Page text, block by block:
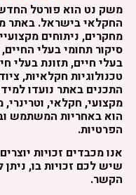
משק נט הוא פורטל
החקלאי בישראל. באתר
מחקרים, ניתוחים
סיקור תחומי בעלי
בעלי חיים, תזונת בעלי
טכנולוגיות חקלאיות,
התכנים באתר נועדו
מקצועי, חקלאי,
הוא באחריות המשתמש
הפרטיות.
אנו מכבדים זכויות
שיש לכם זכויות בו,
הקשר.